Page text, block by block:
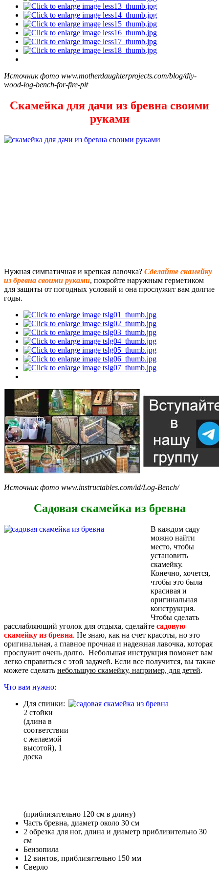
Источник фото www.motherdaughterprojects.com/blog/diy-
wood-log-bench-for-fire-pit
Скамейка для дачи из бревна своими
руками
Нужная симпатичная и крепкая лавочка? Сделайте скамейку
из бревна своими руками, покройте наружным герметиком
для защиты от погодных условий и она прослужит вам долгие
годы.
Источник фото www.instructables.com/id/Log-Bench/
Садовая скамейка из бревна
В каждом саду
можно найти
место, чтобы
установить
скамейку.
Конечно, хочется,
чтобы это была
красивая и
оригинальная
конструкция.
Чтобы сделать
расслабляющий уголок для отдыха, сделайте садовую
скамейку из бревна. Не знаю, как на счет красоты, но это
оригинальная, а главное прочная и надежная лавочка, которая
прослужит очень долго. Небольшая инструкция поможет вам
легко справиться с этой задачей. Если все получится, вы также
можете сделать небольшую скамейку, например, для детей.
Что вам нужно:
Для спинки:
2 стойки
(длина в
соответствии
с желаемой
высотой), 1
доска
(приблизительно 120 см в длину)
Часть бревна, диаметр около 30 см
2 обрезка для ног, длина и диаметр приблизительно 30
см
Бензопила
12 винтов, приблизительно 150 мм
Сверло